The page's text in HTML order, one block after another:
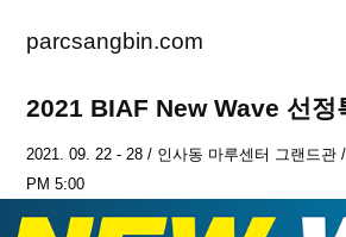
parcsangbin.com
2021 BIAF New Wave 선정
2021. 09. 22 - 28 / 인사동 마루센터 그랜드관
PM 5:00